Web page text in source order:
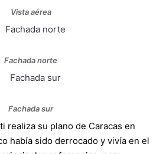
Vista aérea
Fachada norte
Fachada sur
realiza su plano de Caracas en
había sido derrocado y vivía en el